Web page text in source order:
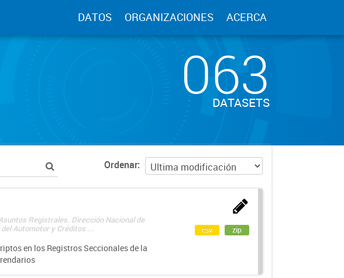
DATOS ORGANIZACIONES ACERCA
063
DATASETS
Ordenar
Registrales. Dirección Nacional de
Automotor y Créditos ...
en los Registros Seccionales de la
csv zip